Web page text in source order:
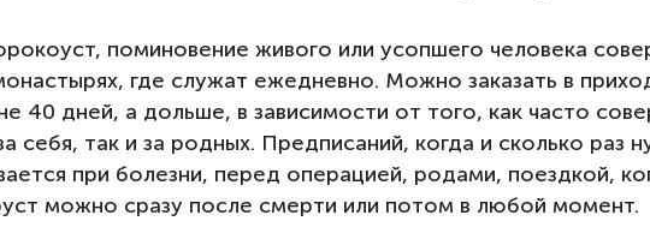
поминовение живого или усопшего человека
где служат ежедневно. Можно заказать в
40 дней, а дольше, в зависимости от того, как часто
себя, так и за родных. Предписаний, когда и сколько
при болезни, перед операцией, родами, поездкой,
можно сразу после смерти или потом в любой момент.